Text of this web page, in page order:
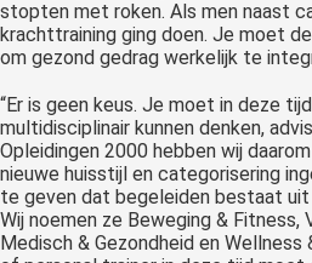
stopten met roken. Als men naast
krachttraining ging doen. Je moet
om gezond gedrag werkelijk te
“Er is geen keus. Je moet in deze
multidisciplinair kunnen denken,
Opleidingen 2000 hebben wij
nieuwe huisstijl en categorisering
te geven dat begeleiden bestaat
Wij noemen ze Beweging & Fitness,
Medisch & Gezondheid en